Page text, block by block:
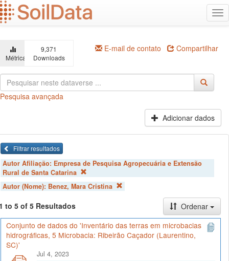
Ir
para
o
principal
Métricas
9,371
Downloads
E-mail de contato Compartilhar
Pesquisa avançada
Adicionar dados
Filtrar resultados
Autor Afiliação: Empresa de Pesquisa Agropecuária e Extensão
Rural de Santa Catarina
Autor (Nome): Benez, Mara Cristina
to 5 of 5 Resultados
Ordenar
Conjunto de dados do 'Inventário das terras em microbacias
hidrográficas, 5 Microbacia: Ribeirão Caçador (Laurentino,
SC)'
Jul 4, 2023